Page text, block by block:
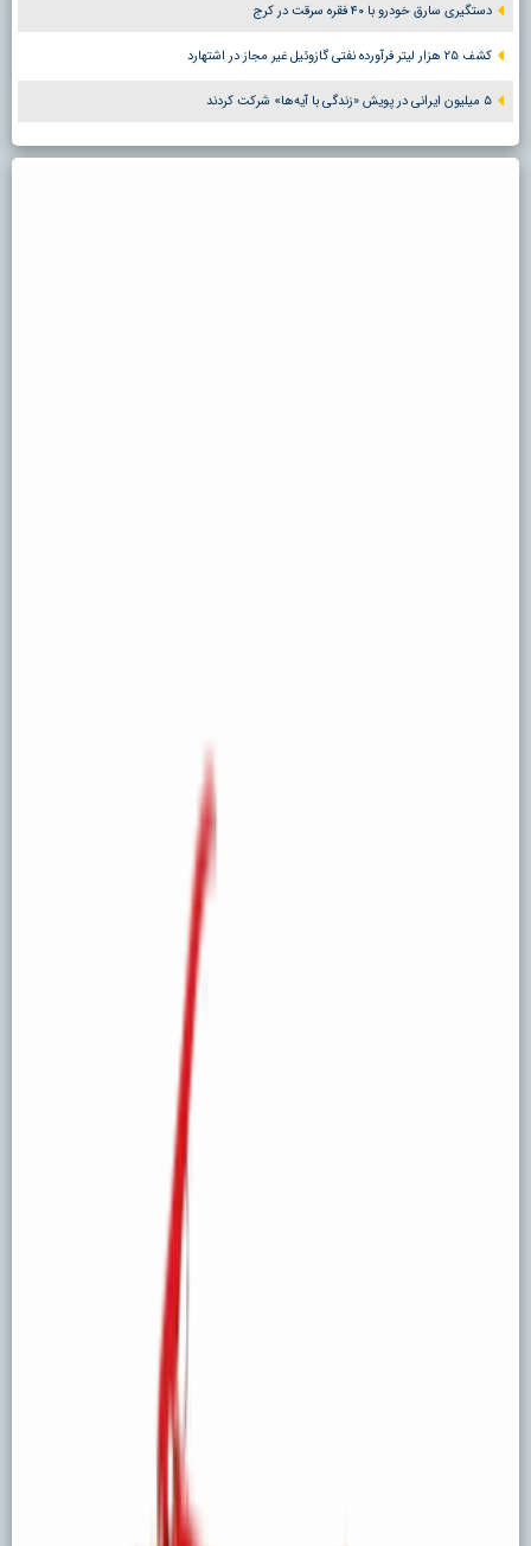
دستگیری سارق خودرو با ۴۰ فقره سرقت در کرج
کشف ۲۵ هزار لیتر فرآورده نفتی گازوئیل غیر مجاز در اشتهارد
۵ میلیون ایرانی در پویش «زندگی با آیه‌ها» شرکت کردند